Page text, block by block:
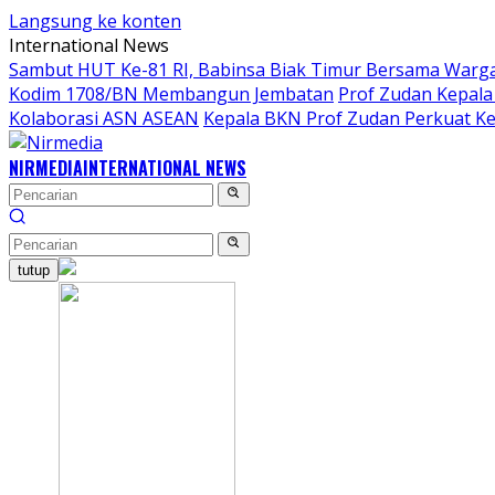
Langsung ke konten
International News
Sambut HUT Ke-81 RI, Babinsa Biak Timur Bersama
Kodim 1708/BN Membangun Jembatan Prof Zudan
Kolaborasi ASN ASEAN Kepala BKN Prof Zudan Perkuat
NIRMEDIAINTERNATIONAL NEWS
tutup